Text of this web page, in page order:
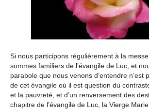
Si nous participons régulièrement à la
sommes familiers de l’évangile de Luc, et
parabole que nous venons d’entendre n’est
de cet évangile où il est question du
et la pauvreté, et d’un renversement des
chapitre de l’évangile de Luc, la Vierge